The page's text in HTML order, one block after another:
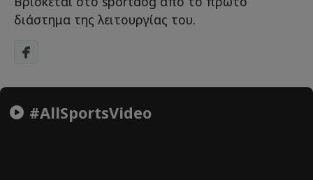
διάστημα της λειτουργίας του.
#AllSportsVideo